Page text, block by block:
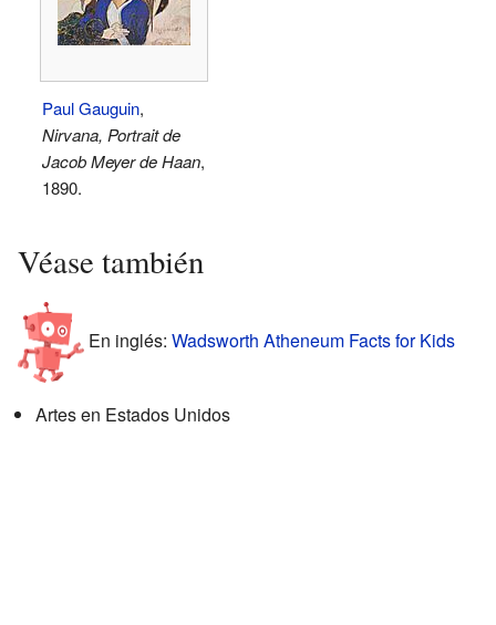
Paul Gauguin,
Nirvana, Portrait de
Jacob Meyer de Haan,
1890.
Véase también
En inglés: Wadsworth Atheneum Facts for Kids
Artes en Estados Unidos